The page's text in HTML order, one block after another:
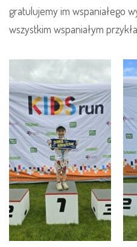
gratulujemy im wspaniałego
wszystkim wspaniałym